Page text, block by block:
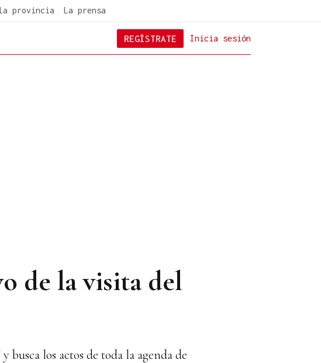
provincia La prensa
Inicia sesión
REGÍSTRATE
de la visita del
y busca los actos de toda la agenda de